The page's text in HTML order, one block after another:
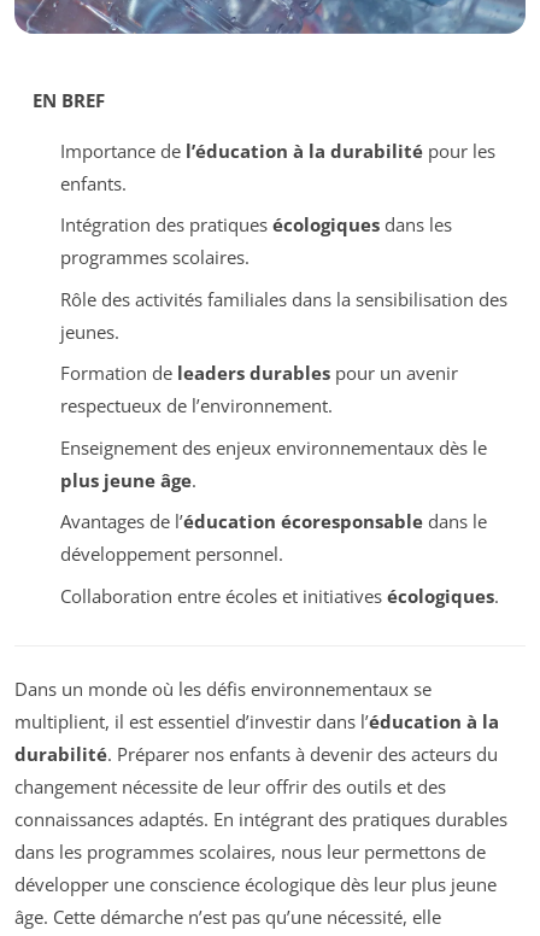
EN BREF
Importance de l’éducation à la durabilitépour les
enfants.
Intégration des pratiques écologiquesdans les
programmes scolaires.
Rôle des activités familiales dans la sensibilisation des
jeunes.
Formation de leaders durablespour un avenir
respectueux de l’environnement.
Enseignement des enjeux environnementaux dès le
plus jeune âge.
Avantages de l’éducation écoresponsabledans le
développement personnel.
Collaboration entre écoles et initiatives écologiques.
Dans un monde où les défis environnementaux se
multiplient, il est essentiel d’investir dans l’éducation à la
durabilité. Préparer nos enfants à devenir des acteurs du
changement nécessite de leur offrir des outils et des
connaissances adaptés. En intégrant des pratiques durables
dans les programmes scolaires, nous leur permettons de
développer une conscience écologique dès leur plus jeune
âge. Cette démarche n’est pas qu’une nécessité, elle